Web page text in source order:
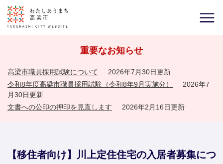
重要なお知らせ
高梁市職員採用試験について
2026年7月30日更新
令和8年度高梁市職員採用試験（令和8年9月実施分）
2026年7
月30日更新
文書への公印の押印を見直します
2026年2月16日更新
【移住者向け】川上定住住宅の入居者募集につ